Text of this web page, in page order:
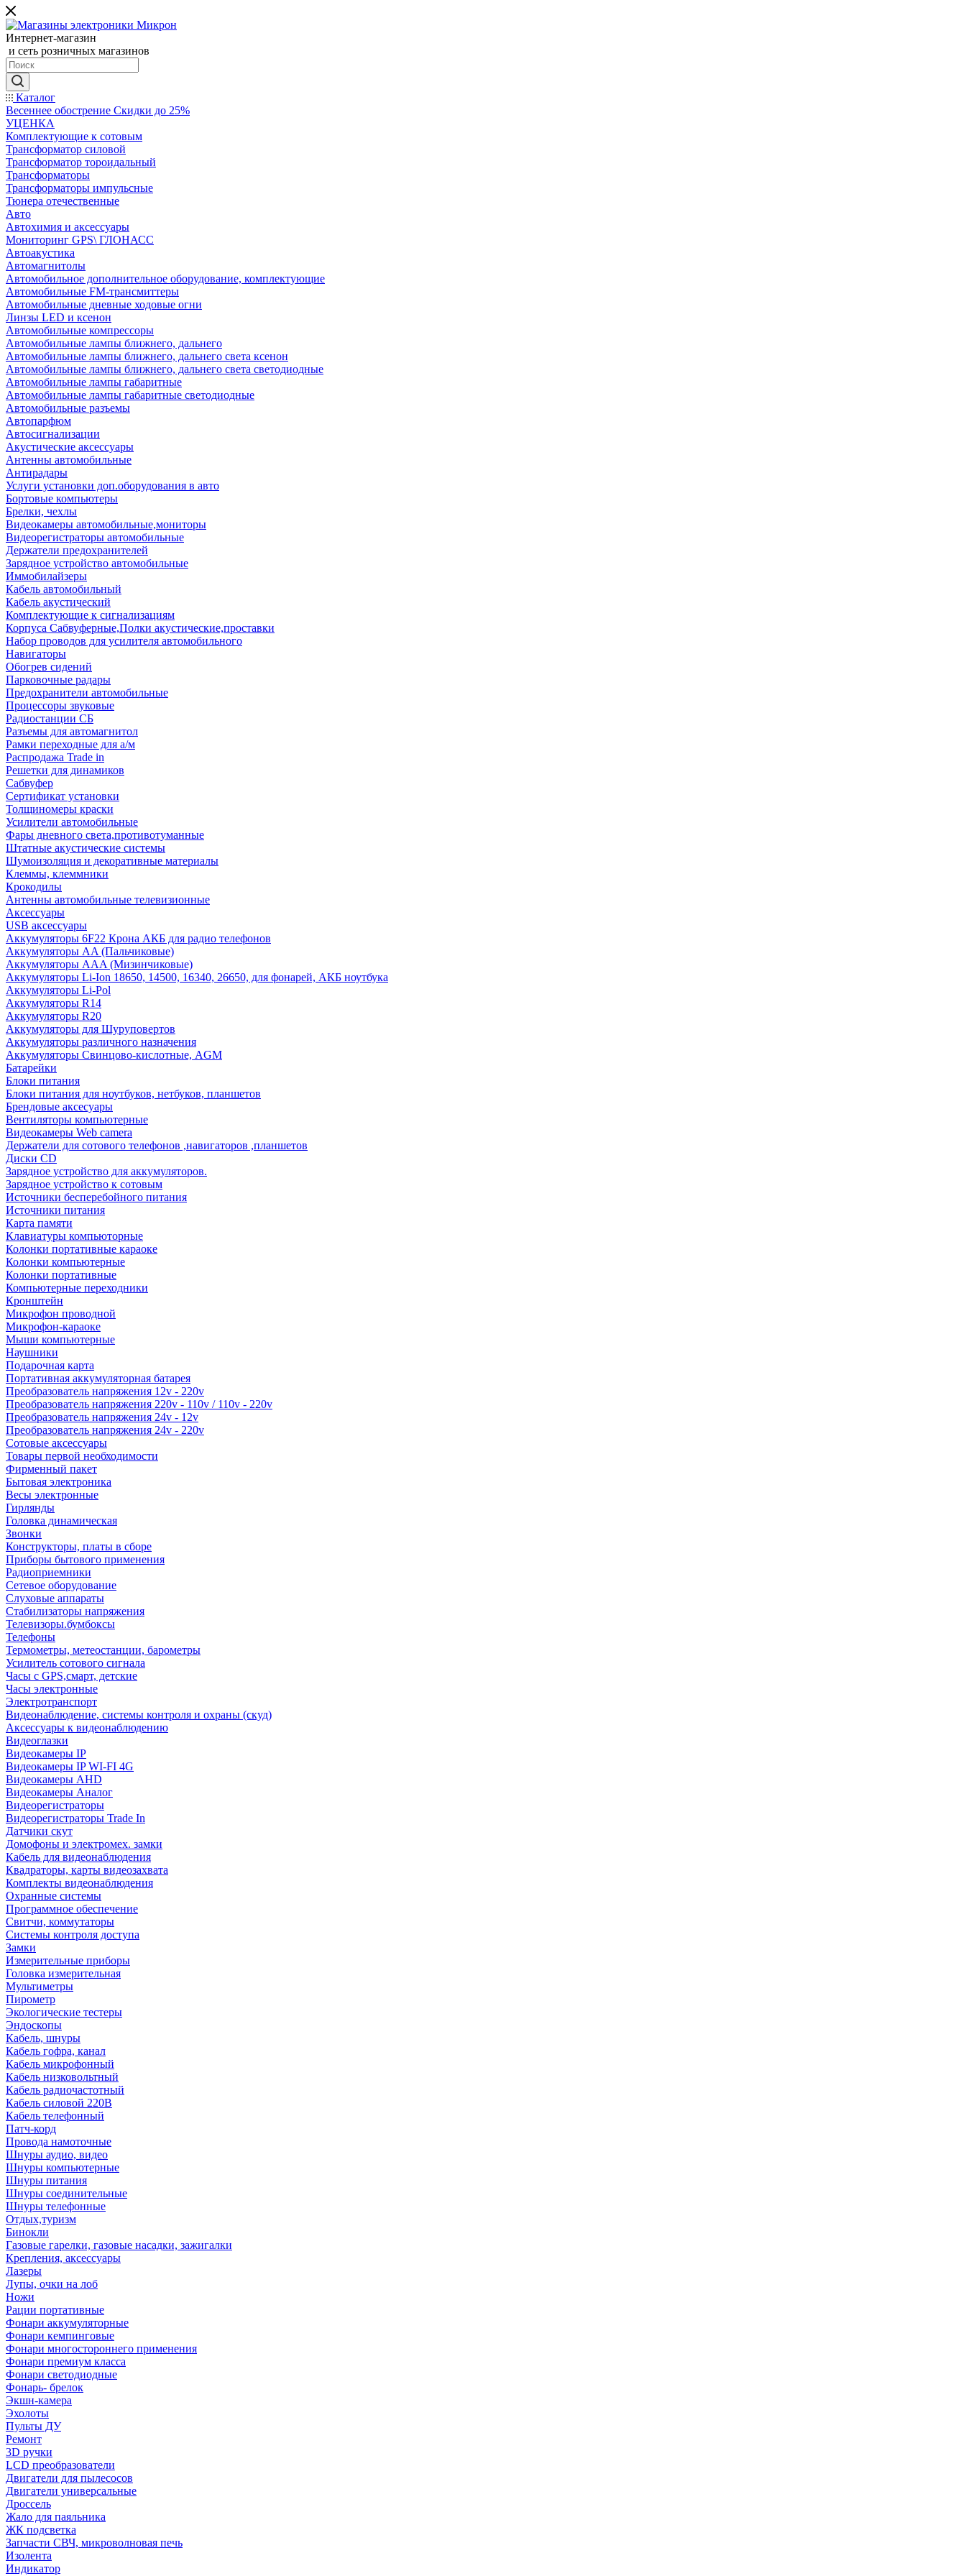
Интернет-магазин
и сеть розничных магазинов
Каталог
Весеннее обострение Скидки до 25%
УЦЕНКА
Комплектующие к сотовым
Трансформатор силовой
Трансформатор тороидальный
Трансформаторы
Трансформаторы импульсные
Тюнера отечественные
Авто
Автохимия и аксессуары
Мониторинг GPS\ ГЛОНАСС
Автоакустика
Автомагнитолы
Автомобильное дополнительное оборудование, комплектующие
Автомобильные FM-трансмиттеры
Автомобильные дневные ходовые огни
Линзы LED и ксенон
Автомобильные компрессоры
Автомобильные лампы ближнего, дальнего
Автомобильные лампы ближнего, дальнего света ксенон
Автомобильные лампы ближнего, дальнего света светодиодные
Автомобильные лампы габаритные
Автомобильные лампы габаритные светодиодные
Автомобильные разъемы
Автопарфюм
Автосигнализации
Акустические аксессуары
Антенны автомобильные
Антирадары
Услуги установки доп.оборудования в авто
Бортовые компьютеры
Брелки, чехлы
Видеокамеры автомобильные,мониторы
Видеорегистраторы автомобильные
Держатели предохранителей
Зарядное устройство автомобильные
Иммобилайзеры
Кабель автомобильный
Кабель акустический
Комплектующие к сигнализациям
Корпуса Сабвуферные,Полки акустические,проставки
Набор проводов для усилителя автомобильного
Навигаторы
Обогрев сидений
Парковочные радары
Предохранители автомобильные
Процессоры звуковые
Радиостанции СБ
Разъемы для автомагнитол
Рамки переходные для а/м
Распродажа Trade in
Решетки для динамиков
Сабвуфер
Сертификат установки
Толщиномеры краски
Усилители автомобильные
Фары дневного света,противотуманные
Штатные акустические системы
Шумоизоляция и декоративные материалы
Клеммы, клеммники
Крокодилы
Антенны автомобильные телевизионные
Аксессуары
USB аксессуары
Аккумуляторы 6F22 Крона АКБ для радио телефонов
Аккумуляторы AA (Пальчиковые)
Аккумуляторы AAA (Мизинчиковые)
Аккумуляторы Li-Ion 18650, 14500, 16340, 26650, для фонарей, АКБ ноутбука
Аккумуляторы Li-Pol
Аккумуляторы R14
Аккумуляторы R20
Аккумуляторы для Шуруповертов
Аккумуляторы различного назначения
Аккумуляторы Свинцово-кислотные, AGM
Батарейки
Блоки питания
Блоки питания для ноутбуков, нетбуков, планшетов
Брендовые аксесуары
Вентиляторы компьютерные
Видеокамеры Web camera
Держатели для сотового телефонов ,навигаторов ,планшетов
Диски CD
Зарядное устройство для аккумуляторов.
Зарядное устройство к сотовым
Источники бесперебойного питания
Источники питания
Карта памяти
Клавиатуры компьюторные
Колонки портативные караоке
Колонки компьютерные
Колонки портативные
Компьютерные переходники
Кронштейн
Микрофон проводной
Микрофон-караоке
Мыши компьютерные
Наушники
Подарочная карта
Портативная аккумуляторная батарея
Преобразователь напряжения 12v - 220v
Преобразователь напряжения 220v - 110v / 110v - 220v
Преобразователь напряжения 24v - 12v
Преобразователь напряжения 24v - 220v
Сотовые аксессуары
Товары первой необходимости
Фирменный пакет
Бытовая электроника
Весы электронные
Гирлянды
Головка динамическая
Звонки
Конструкторы, платы в сборе
Приборы бытового применения
Радиоприемники
Сетевое оборудование
Слуховые аппараты
Стабилизаторы напряжения
Телевизоры.бумбоксы
Телефоны
Термометры, метеостанции, барометры
Усилитель сотового сигнала
Часы с GPS,смарт, детские
Часы электронные
Электротранспорт
Видеонаблюдение, системы контроля и охраны (скуд)
Аксессуары к видеонаблюдению
Видеоглазки
Видеокамеры IP
Видеокамеры IP WI-FI 4G
Видеокамеры AHD
Видеокамеры Аналог
Видеорегистраторы
Видеорегистраторы Trade In
Датчики скут
Домофоны и электромех. замки
Кабель для видеонаблюдения
Квадраторы, карты видеозахвата
Комплекты видеонаблюдения
Охранные системы
Программное обеспечение
Свитчи, коммутаторы
Системы контроля доступа
Замки
Измерительные приборы
Головка измерительная
Мультиметры
Пирометр
Экологические тестеры
Эндоскопы
Кабель, шнуры
Кабель гофра, канал
Кабель микрофонный
Кабель низковольтный
Кабель радиочастотный
Кабель силовой 220В
Кабель телефонный
Патч-корд
Провода намоточные
Шнуры аудио, видео
Шнуры компьютерные
Шнуры питания
Шнуры соединительные
Шнуры телефонные
Отдых,туризм
Бинокли
Газовые гарелки, газовые насадки, зажигалки
Крепления, аксессуары
Лазеры
Лупы, очки на лоб
Ножи
Рации портативные
Фонари аккумуляторные
Фонари кемпинговые
Фонари многостороннего применения
Фонари премиум класса
Фонари светодиодные
Фонарь- брелок
Экшн-камера
Эхолоты
Пульты ДУ
Ремонт
3D ручки
LCD преобразователи
Двигатели для пылесосов
Двигатели универсальные
Дроссель
Жало для паяльника
ЖК подсветка
Запчасти СВЧ, микроволновая печь
Изолента
Индикатор